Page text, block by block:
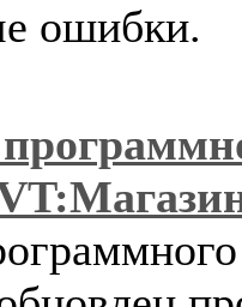
ошибки.